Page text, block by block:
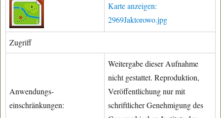
Karte anzeigen:
2969Jaktorowo.jpg
Zugriff
Anwendungs-
einschränkungen:
Weitergabe dieser Aufnahme
nicht gestattet. Reproduktion,
Veröffentlichung nur mit
schriftlicher Genehmigung des